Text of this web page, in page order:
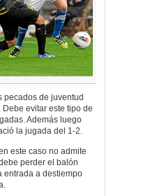
pecados de juventud
evitar este tipo de
Además luego
la jugada del 1-2.
este caso no admite
perder el balón
entrada a destiempo